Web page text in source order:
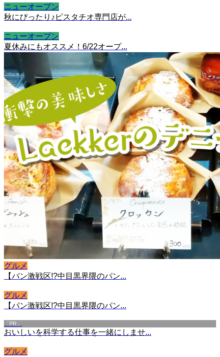
ニューオープン
秋にぴったり♪ピスタチオ専門店が...
ニューオープン
夏休みにもオススメ！6/22オープ...
グルメ
【パン激戦区!?中目黒界隈のパン...
グルメ
【パン激戦区!?中目黒界隈のパン...
「PR」
おいしいを科学する仕事を一緒にしませ...
グルメ